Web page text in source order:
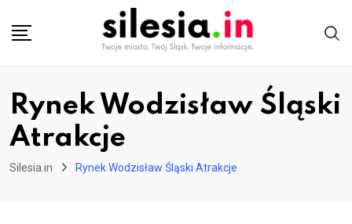
Rynek Wodzisław Śląski
Atrakcje
Silesia.in Rynek Wodzisław Śląski Atrakcje